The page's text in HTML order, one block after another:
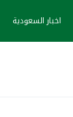
اخبار السعودية